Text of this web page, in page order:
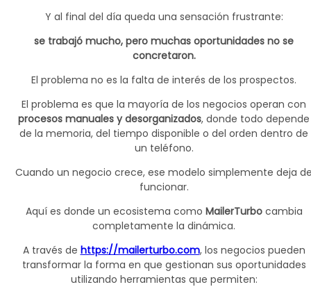
Y al final del día queda una sensación frustrante:
se trabajó mucho, pero muchas oportunidades no se
concretaron.
El problema no es la falta de interés de los prospectos.
El problema es que la mayoría de los negocios operan con
procesos manuales y desorganizados, donde todo depende
de la memoria, del tiempo disponible o del orden dentro de
un teléfono.
Cuando un negocio crece, ese modelo simplemente deja
funcionar.
Aquí es donde un ecosistema como MailerTurbocambia
completamente la dinámica.
A través de https://mailerturbo.com, los negocios pueden
transformar la forma en que gestionan sus oportunidades
utilizando herramientas que permiten: